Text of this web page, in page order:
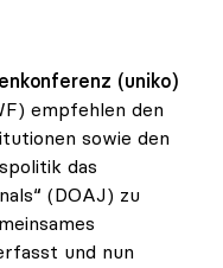
(uniko)
empfehlen den
sowie den
das
(DOAJ) zu
und nun